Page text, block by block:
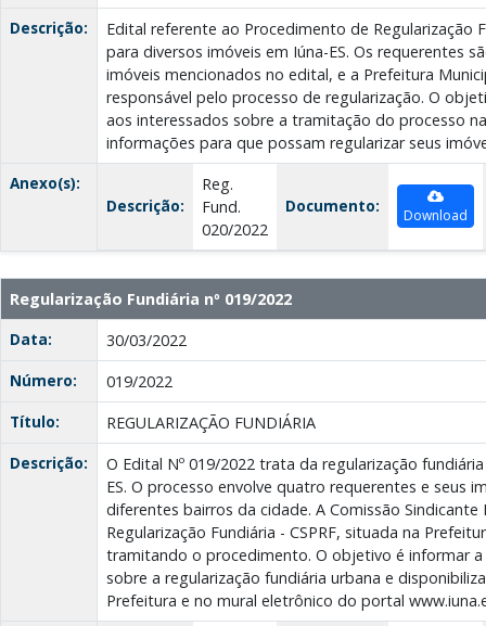
Descrição:
Edital referente ao Procedimento de Regularização
para diversos imóveis em Iúna-ES. Os requerentes
imóveis mencionados no edital, e a Prefeitura
responsável pelo processo de regularização. O
aos interessados sobre a tramitação do processo
informações para que possam regularizar seus
Anexo(s):
Descrição:
Reg.
Fund.
020/2022
Documento: Download
Regularização Fundiária nº 019/2022
Data:
30/03/2022
Número:
019/2022
Título:
REGULARIZAÇÃO FUNDIÁRIA
Descrição:
O Edital Nº 019/2022 trata da regularização
ES. O processo envolve quatro requerentes e seus
diferentes bairros da cidade. A Comissão Sindicante
Regularização Fundiária - CSPRF, situada na
tramitando o procedimento. O objetivo é informar
sobre a regularização fundiária urbana e
Prefeitura e no mural eletrônico do portal